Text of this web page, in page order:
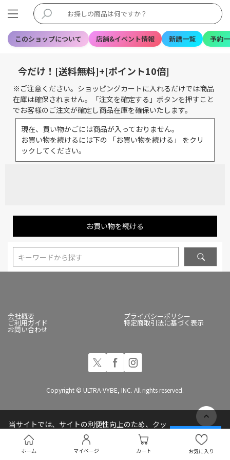
このショップについて 店舗&イベント情報 新譜一覧 予約
ホーム マイページ カート お気に入り
今だけ！[送料無料]+[ポイント10倍]
※ご注意ください。ショッピングカートに入れるだけでは商品
在庫は確保されません。「注文を確定する」ボタンを押すこと
でお客様のご注文が確定し商品在庫を確保いたします。
現在、買い物かごには商品が入っておりません。
お買い物を続けるには下の 「お買い物を続ける」 をクリ
ックしてください。
お買い物を続ける
キーワードから探す
会社概要 プライバシーポリシー
ご利用ガイド 特定商取引法に基づく表示
お問い合わせ
Copyright © ULTRA-VYBE, INC. All rights reserved.
当サイトでは、サイトの利便性向上のため、クッ
キー(Cookie)を使用しています
プライバシーポリシー
承諾する